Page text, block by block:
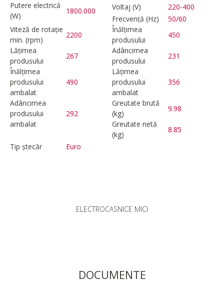
Putere electrică
(W)
1800.000 Voltaj (V)
220-400
Frecvență (Hz)
50/60
Viteză de rotație
min. (rpm)
2200
Înălțimea
produsului
450
Lățimea
produsului
267
Adâncimea
produsului
231
Înălțimea
produsului
ambalat
490
Lățimea
produsului
ambalat
356
Adâncimea
produsului
ambalat
292
Greutate brută
(kg)
9.98
Greutate netă
(kg)
8.85
Tip ștecăr
Euro
ELECTROCASNICE MICI
DOCUMENTE